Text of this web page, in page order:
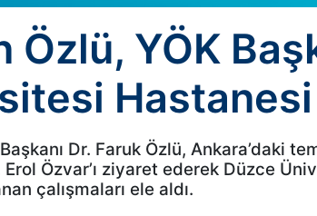
Özlü, YÖK
Dr. Faruk Özlü, Ankara’daki
Erol Özvar’ı ziyaret ederek Düzce
çalışmaları ele aldı.